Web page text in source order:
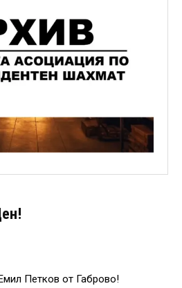
Петков от Габрово!